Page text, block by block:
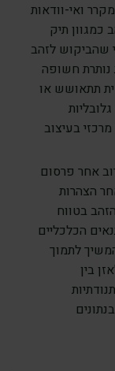
ואי-וודאות
כמגוון תיק
שהביקוש לזהב
נותרת חשופה
תתאושש או
בעיצוב
אחר פרסום
הצהרות
בטווח
הכלכליים
לתמוך
בין